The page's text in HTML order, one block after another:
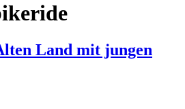
Land mit jungen